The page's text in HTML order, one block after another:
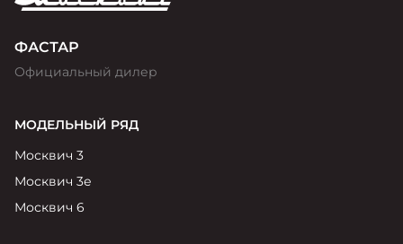
ФАСТАР
Официальный дилер
МОДЕЛЬНЫЙ РЯД
Москвич 3
Москвич 3е
Москвич 6